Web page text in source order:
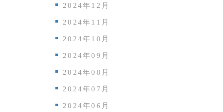
2024年12月
2024年11月
2024年10月
2024年09月
2024年08月
2024年07月
2024年06月